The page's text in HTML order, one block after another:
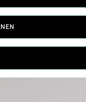
Von zarten Diamant-
unsere stilvollen Ohrringe